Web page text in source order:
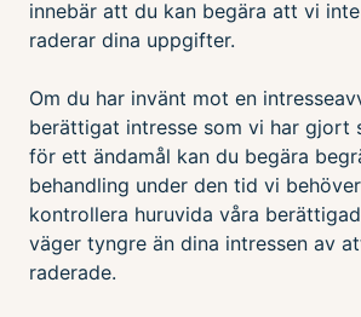
innebär att du kan begära att vi
raderar dina uppgifter.
Om du har invänt mot en
berättigat intresse som vi har gjort
för ett ändamål kan du begära
behandling under den tid vi
kontrollera huruvida våra
väger tyngre än dina intressen av
raderade.